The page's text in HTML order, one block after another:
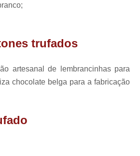
para Padrinhos de
Lembrancinha Cha de Bebê Menina
Lembrancinhas Chá de Bebê
trufados
artesanal de lembrancinhas para
chocolate belga para a fabricação